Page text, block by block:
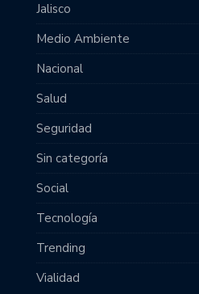
Jalisco
Medio Ambiente
Nacional
Salud
Seguridad
Sin categoría
Social
Tecnología
Trending
Vialidad